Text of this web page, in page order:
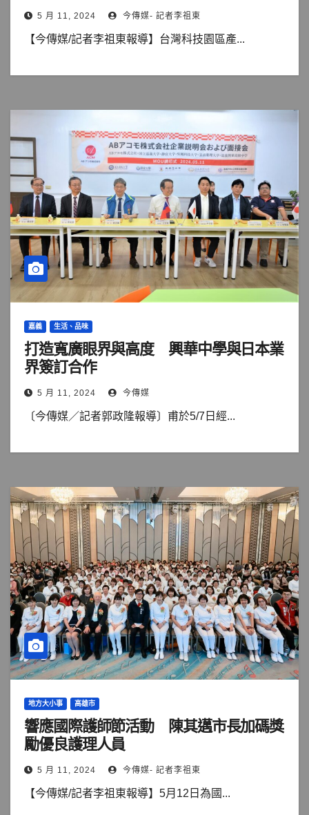
5 月 11, 2024 今傳媒- 記者李祖東
【今傳媒/記者李祖東報導】台灣科技園區產...
嘉義 生活、品味
打造寬廣眼界與高度 興華中學與日本業
界簽訂合作
5 月 11, 2024 今傳媒
〔今傳媒／記者郭政隆報導〕甫於5/7日經...
地方大小事 高雄市
響應國際護師節活動 陳其邁市長加碼獎
勵優良護理人員
5 月 11, 2024 今傳媒- 記者李祖東
【今傳媒/記者李祖東報導】5月12日為國...